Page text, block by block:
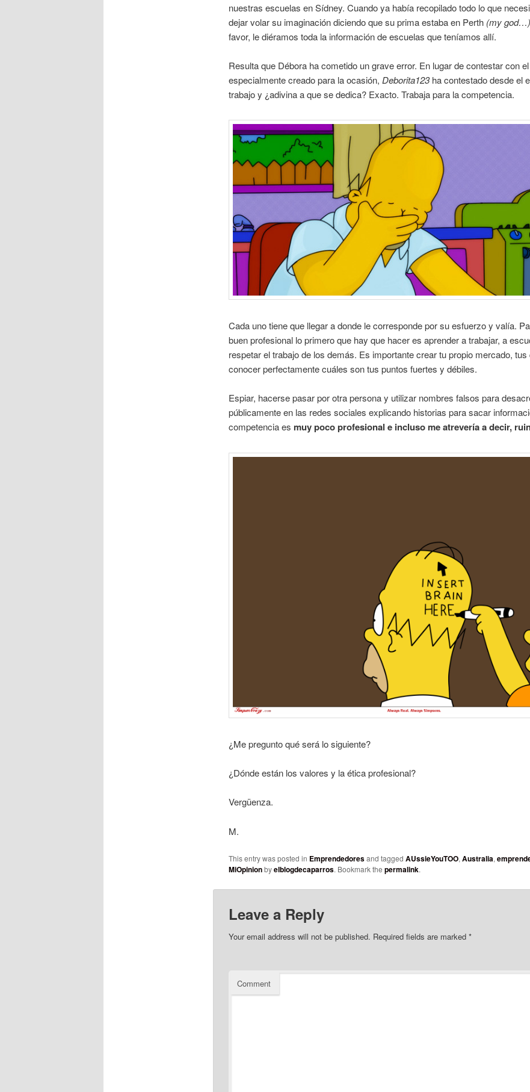
nuestras escuelas en Sídney. Cuando ya había recopilado todo lo que
dejar volar su imaginación diciendo que su prima estaba en Perth (my god…)
favor, le diéramos toda la información de escuelas que teníamos allí.
Resulta que Débora ha cometido un grave error. En lugar de contestar con
especialmente creado para la ocasión, Deborita123ha contestado desde el
trabajo y ¿adivina a que se dedica? Exacto. Trabaja para la competencia.
Cada uno tiene que llegar a donde le corresponde por su esfuerzo y valía.
buen profesional lo primero que hay que hacer es aprender a trabajar, a
respetar el trabajo de los demás. Es importante crear tu propio mercado, tus
conocer perfectamente cuáles son tus puntos fuertes y débiles.
Espiar, hacerse pasar por otra persona y utilizar nombres falsos para
públicamente en las redes sociales explicando historias para sacar
competencia es muy poco profesional e incluso me atrevería a decir,
¿Me pregunto qué será lo siguiente?
¿Dónde están los valores y la ética profesional?
Vergüenza.
M.
This entry was posted in Emprendedoresand tagged AUssieYouTOO, Australia,
MiOpinionbyelblogdecaparros. Bookmark the permalink.
Leave a Reply
Your email address will not be published. Required fields are marked *
Comment